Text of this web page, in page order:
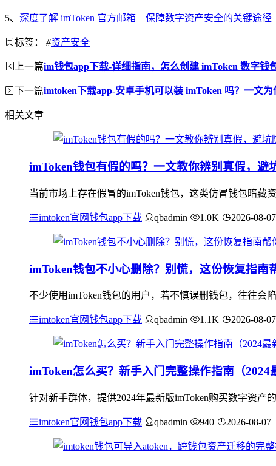
5、 深度了解 imToken 官方邮箱—保障数字资产安全的关键途径
标签： #资产安全
上一篇im钱包app下载-详细指南，怎么创建 imToken 数字钱
下一篇imtoken下载app-安卓手机可以装 imToken 吗？一文为
相关文章
imToken钱包有假的吗？一文教你辨别真假，避
当前市场上存在假冒的imToken钱包，这类仿冒钱包暗
imtoken官网钱包app下载 qbadmin 1.0K 2026-08-07
imToken钱包不小心删除？别慌，这份恢复指南
不少使用imToken钱包的用户，若不慎误删钱包，往往会
imtoken官网钱包app下载 qbadmin 1.1K 2026-08-07
imToken怎么买？新手入门完整操作指南（2024
针对新手群体，提供2024年最新版imToken购买数字资
imtoken官网钱包app下载 qbadmin 940 2026-08-07